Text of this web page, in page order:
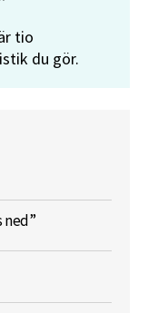
tio
du gör.
ned”